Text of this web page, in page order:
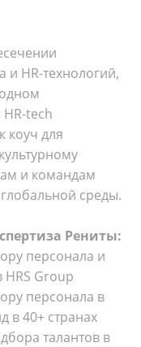
и HR-технологий,
tech
коуч для
и командам
среды.
Рениты:
персонала и
HRS Group
персонала в
в 40+ странах
талантов в